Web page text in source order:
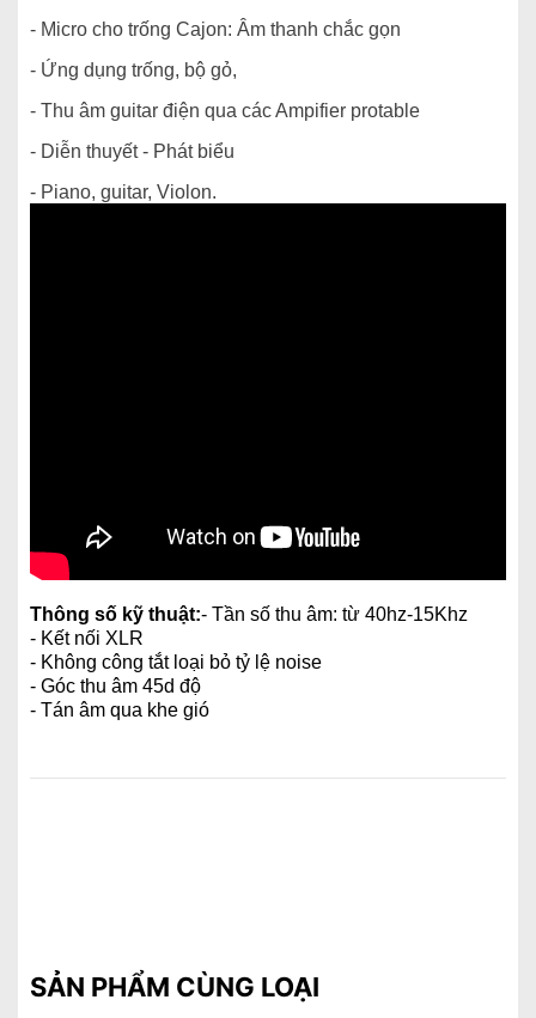
- Micro cho trống Cajon: Âm thanh chắc gọn
- Ứng dụng trống, bộ gỏ,
- Thu âm guitar điện qua các Ampifier protable
- Diễn thuyết - Phát biểu
- Piano, guitar, Violon.
Thông số kỹ thuật:- Tần số thu âm: từ 40hz-15Khz
- Kết nối XLR
- Không công tắt loại bỏ tỷ lệ noise
- Góc thu âm 45d độ
- Tán âm qua khe gió
SẢN PHẨM CÙNG LOẠI